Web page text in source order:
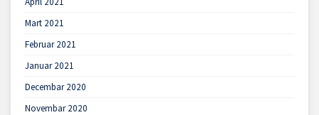
Mart 2021
Februar 2021
Januar 2021
Decembar 2020
Novembar 2020